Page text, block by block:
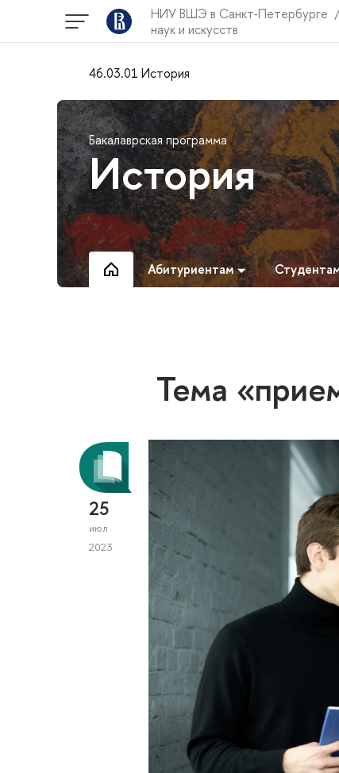
НИУ ВШЭ в Санкт-Петербурге
наук и искусств
46.03.01 История
Бакалаврская программа
История
Абитуриентам
Тема
25
июл
2023